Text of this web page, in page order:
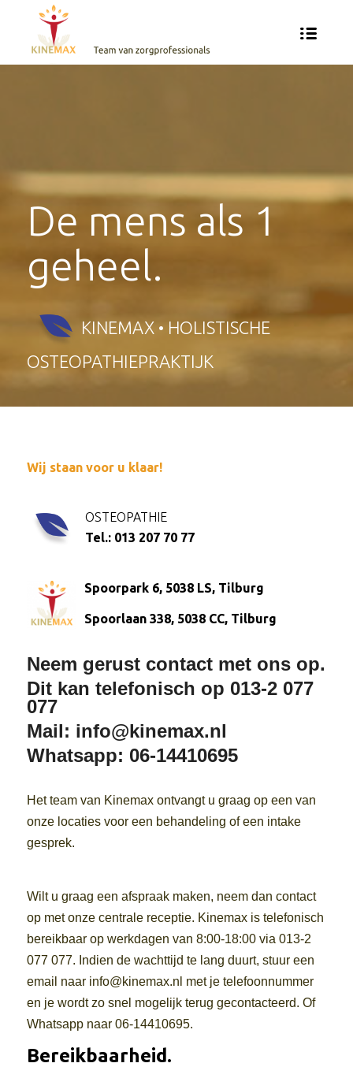
De mens als 1
geheel.
KINEMAX • HOLISTISCHE
OSTEOPATHIEPRAKTIJK
Wij staan voor u klaar!
OSTEOPATHIE
Tel.: 013 207 70 77
Spoorpark 6, 5038 LS, Tilburg
Spoorlaan 338, 5038 CC, Tilburg
Neem gerust contact met ons op.
Dit kan telefonisch op 013-2 077
077
Mail: info@kinemax.nl
Whatsapp: 06-14410695
Het team van Kinemax ontvangt u graag op een van
onze locaties voor een behandeling of een intake
gesprek.
Wilt u graag een afspraak maken, neem dan contact
op met onze centrale receptie. Kinemax is telefonisch
bereikbaar op werkdagen van 8:00-18:00 via 013-2
077 077. Indien de wachttijd te lang duurt, stuur een
email naar info@kinemax.nl met je telefoonnummer
en je wordt zo snel mogelijk terug gecontacteerd. Of
Whatsapp naar 06-14410695.
Bereikbaarheid.